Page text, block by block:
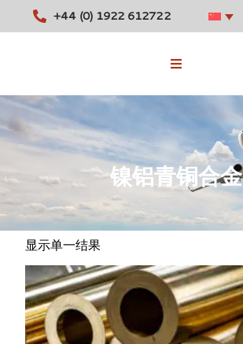
+44 (0) 1922 612722
库存合金
工具
镍铝青铜合金
显示单一结果